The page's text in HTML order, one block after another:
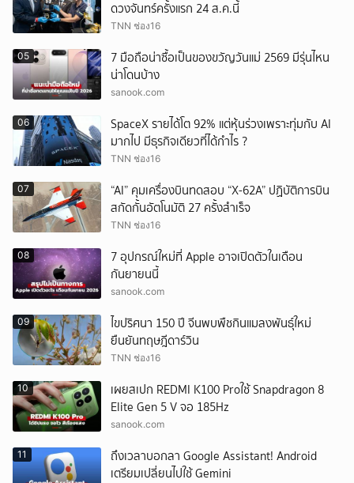
ดวงจันทร์ครั้งแรก 24 ส.ค.นี้
TNN ช่อง16
05
7 มือถือน่าซื้อเป็นของขวัญวันแม่ 2569 มีรุ่นไหน
น่าโดนบ้าง
sanook.com
06
SpaceX รายได้โต 92% แต่หุ้นร่วงเพราะทุ่มกับ AI
มากไป มีธุรกิจเดียวที่ได้กำไร ?
TNN ช่อง16
07
“AI” คุมเครื่องบินทดสอบ “X-62A” ปฏิบัติการบิน
สกัดกั้นอัตโนมัติ 27 ครั้งสำเร็จ
TNN ช่อง16
08
7 อุปกรณ์ใหม่ที่ Apple อาจเปิดตัวในเดือน
กันยายนนี้
sanook.com
09
ไขปริศนา 150 ปี จีนพบพืชกินแมลงพันธุ์ใหม่
ยืนยันทฤษฎีดาร์วิน
TNN ช่อง16
10
เผยสเปก REDMI K100 Proใช้ Snapdragon 8
Elite Gen 5 V จอ 185Hz
sanook.com
11
ถึงเวลาบอกลา Google Assistant! Android
เตรียมเปลี่ยนไปใช้ Gemini